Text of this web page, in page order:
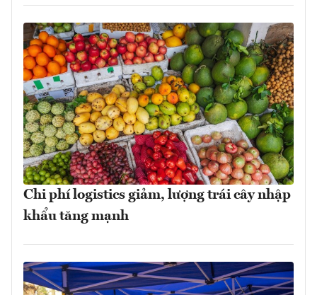
Chi phí logistics giảm, lượng trái cây nhập
khẩu tăng mạnh